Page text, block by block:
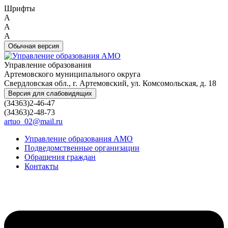
Шрифты
A
A
A
Обычная версия
Управление образования
Артемовского муниципального округа
Свердловская обл., г. Артемовский, ул. Комсомольская, д. 18
Версия для слабовидящих
(34363)2-46-47
(34363)2-48-73
artuo_02@mail.ru
Управление образования АМО
Подведомственные организации
Обращения граждан
Контакты